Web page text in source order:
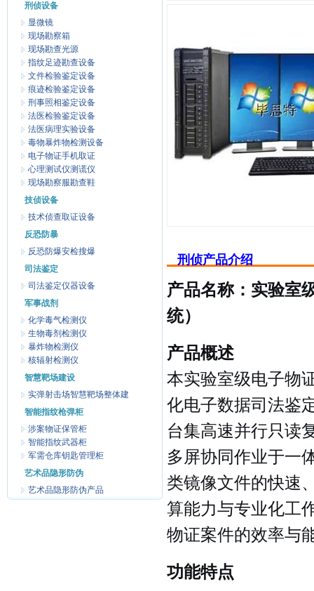
刑侦设备
显微镜
现场勘察箱
现场勘查光源
指纹足迹勘查设备
文件检验鉴定设备
痕迹检验鉴定设备
刑事照相鉴定设备
法医检验鉴定设备
法医病理实验设备
毒物暴炸物检测设备
电子物证手机取证
心理测试仪测谎仪
现场勘察服勘查鞋
技侦设备
技术侦查取证设备
反恐防暴
反恐防爆安检搜爆
司法鉴定
司法鉴定仪器设备
军事战剂
化学毒气检测仪
生物毒剂检测仪
暴炸物检测仪
核辐射检测仪
智慧靶场建设
实弹射击场智慧靶场整体建
智能指纹枪弹柜
涉案物证保管柜
智能指纹武器柜
军需仓库钥匙管理柜
艺术品隐形防伪
艺术品隐形防伪产品
刑侦产品介绍
产品名称：实验室
统）
产品概述
本实验室级电子物
化电子数据司法鉴
台集高速并行只读
多屏协同作业于一
类镜像文件的快速
算能力与专业化工
物证案件的效率与
功能特点